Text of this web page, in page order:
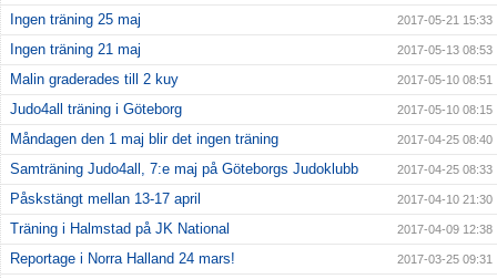
Ingen träning 25 maj 2017-05-21 15:33
Ingen träning 21 maj 2017-05-13 08:53
Malin graderades till 2 kuy 2017-05-10 08:51
Judo4all träning i Göteborg 2017-05-10 08:15
Måndagen den 1 maj blir det ingen träning 2017-04-25 08:40
Samträning Judo4all, 7:e maj på Göteborgs Judoklubb 2017-04-25 08:33
Påskstängt mellan 13-17 april 2017-04-10 21:30
Träning i Halmstad på JK National 2017-04-09 12:38
Reportage i Norra Halland 24 mars! 2017-03-25 09:31